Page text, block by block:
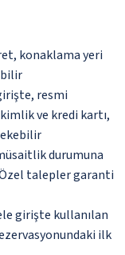
konaklama yeri
resmi
ve kredi kartı,
durumuna
talepler garanti
girişte kullanılan
ilk